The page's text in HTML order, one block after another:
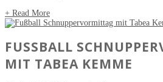
+ Read More
FUSSBALL
IT TABEA KEMME